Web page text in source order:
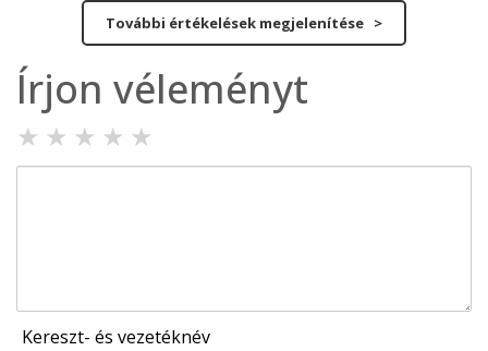
További értékelések megjelenítése >
Írjon véleményt
★ ★ ★ ★ ★
Kereszt- és vezetéknév